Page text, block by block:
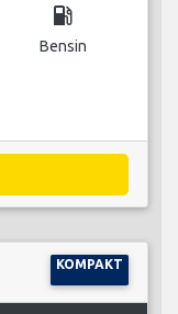
local_gas_station
Bensin
KOMPAKT